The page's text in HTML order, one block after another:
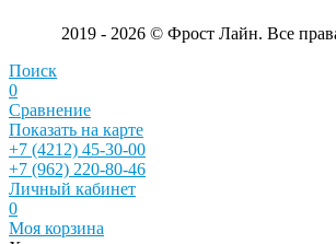
2019 - 2026 © Фрост Лайн. Все
Поиск
0
Сравнение
Показать на карте
+7 (4212) 45-30-00
+7 (962) 220-80-46
Личный кабинет
0
Моя корзина